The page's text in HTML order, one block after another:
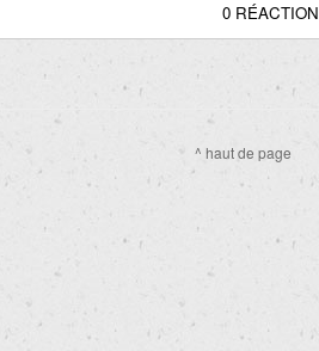
0 RÉACTION
^ haut de page